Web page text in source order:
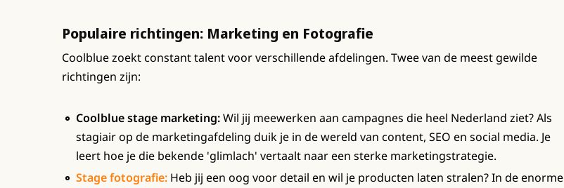
Populaire richtingen: Marketing en Fotografie
Coolblue zoekt constant talent voor verschillende afdelingen. Twee van de meest gewilde
richtingen zijn:
Coolblue stage marketing:Wil jij meewerken aan campagnes die heel Nederland ziet? Als
stagiair op de marketingafdeling duik je in de wereld van content, SEO en social media. Je
leert hoe je die bekende 'glimlach' vertaalt naar een sterke marketingstrategie.
Stage fotografie: Heb jij een oog voor detail en wil je producten laten stralen? In de enorme